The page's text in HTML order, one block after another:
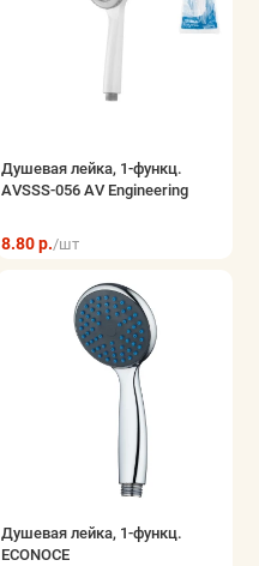
Душевая лейка, 1-функц.
AVSSS-056 AV Engineering
8.80 р./шт
Душевая лейка, 1-функц.
ECONOCE